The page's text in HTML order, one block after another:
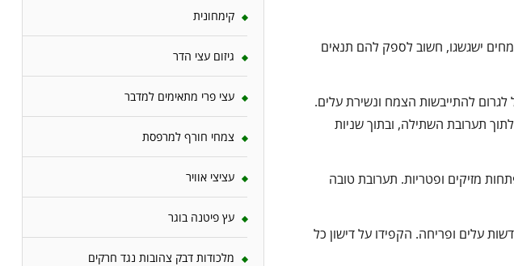
ישגשגו, חשוב לספק להם תנאים
לגרום להתייבשות הצמח ונשירת עלים.
תערובת השתילה, ובתוך שניות
מזיקים ופטריות. תערובת טובה
עלים ופריחה. הקפידו על דישון כל
קימחונית
גיזום עצי הדר
עצי פרי מתאימים למדבר
צמחי חורף למרפסת
עציצי אוויר
עץ פיטנה בוגר
מלכודות דבק צהובות נגד חרקים